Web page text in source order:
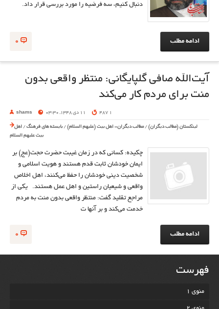
دنبال کنیم، سه فرضیه را مورد بررسی قرار داد.
0 ادامه مطلب
آیت‌الله صافی گلپایگانی: منتظر واقعی بدون
منت برای مردم کار می‌کند
shams 11 دی 1348, 03:30 1 487
لینکستان (مطالب دیگران) /مطالب دیگران- اهل بیت (علیهم السلام) /بایسته های فرهنگ / اهل
بیت علیهم السلام
چکیده: کسانی که در زمان غیبت حضرت حجت(عج) بر
ایمان خودشان ثابت قدم هستند و هویت اسلامی و
شخصیت دینی خودشان را حفظ می‌کنند، اهل اخلاص
واقعی و شیعیان راستین و اهل عمل هستند. یکی از
مراجع تقلید گفت: منتظر واقعی بدون منت به مردم
خدمت می‌کند و بر آنها ت
0 ادامه مطلب
فهرست
منوی 1